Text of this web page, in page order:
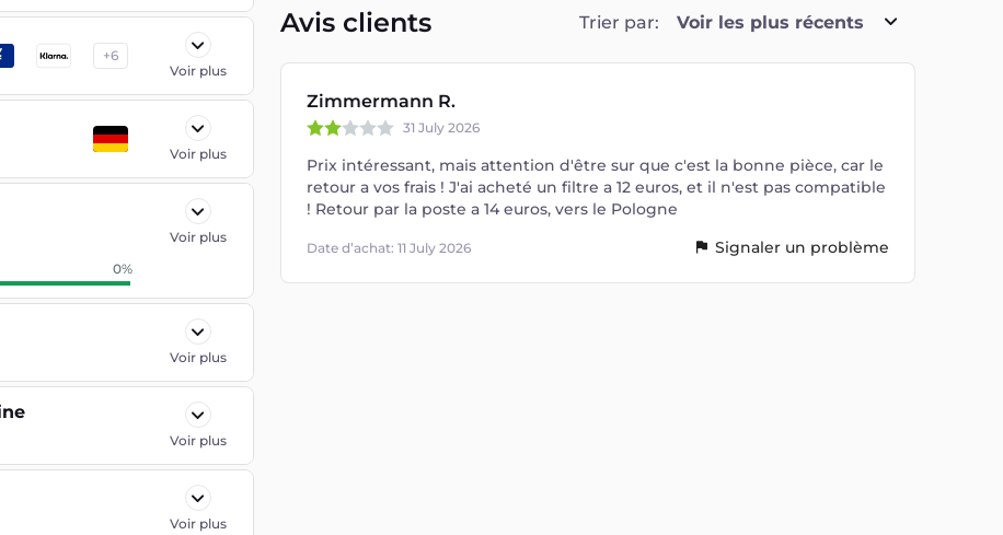
+6
Voir plus
Voir plus
Voir plus
0%
Voir plus
Voir plus
Voir plus
Avis clients Trier par: Voir les plus récents
Zimmermann R.
31 July 2026
Prix intéressant, mais attention d'être sur que c'est la bonne pièce, car le
retour a vos frais ! J'ai acheté un filtre a 12 euros, et il n'est pas compatible
! Retour par la poste a 14 euros, vers le Pologne
Date d’achat: 11 July 2026 Signaler un problème